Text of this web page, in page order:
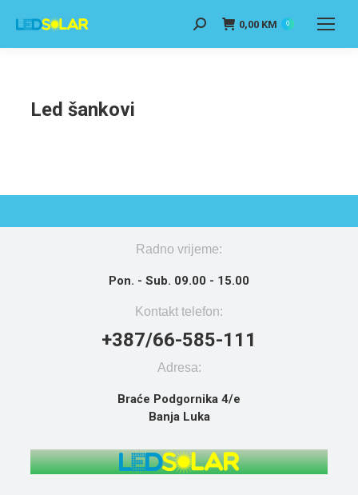
0,00 KM 0
Led šankovi
Radno vrijeme:
Pon. - Sub. 09.00 - 15.00
Kontakt telefon:
+387/66-585-111
Adresa:
Braće Podgornika 4/e
Banja Luka